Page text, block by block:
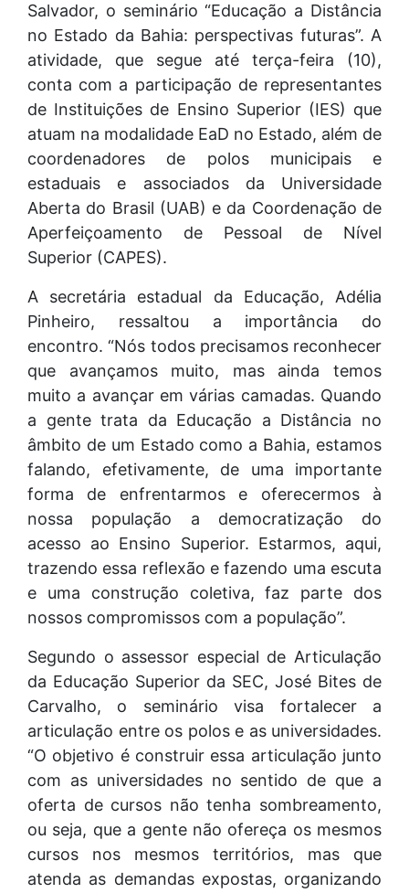
Salvador, o seminário “Educação a Distância
no Estado da Bahia: perspectivas futuras”. A
atividade, que segue até terça-feira (10),
conta com a participação de representantes
de Instituições de Ensino Superior (IES) que
atuam na modalidade EaD no Estado, além de
coordenadores de polos municipais e
estaduais e associados da Universidade
Aberta do Brasil (UAB) e da Coordenação de
Aperfeiçoamento de Pessoal de Nível
Superior (CAPES).
A secretária estadual da Educação, Adélia
Pinheiro, ressaltou a importância do
encontro. “Nós todos precisamos reconhecer
que avançamos muito, mas ainda temos
muito a avançar em várias camadas. Quando
a gente trata da Educação a Distância no
âmbito de um Estado como a Bahia, estamos
falando, efetivamente, de uma importante
forma de enfrentarmos e oferecermos à
nossa população a democratização do
acesso ao Ensino Superior. Estarmos, aqui,
trazendo essa reflexão e fazendo uma escuta
e uma construção coletiva, faz parte dos
nossos compromissos com a população”.
Segundo o assessor especial de Articulação
da Educação Superior da SEC, José Bites de
Carvalho, o seminário visa fortalecer a
articulação entre os polos e as universidades.
“O objetivo é construir essa articulação junto
com as universidades no sentido de que a
oferta de cursos não tenha sombreamento,
ou seja, que a gente não ofereça os mesmos
cursos nos mesmos territórios, mas que
atenda as demandas expostas, organizando